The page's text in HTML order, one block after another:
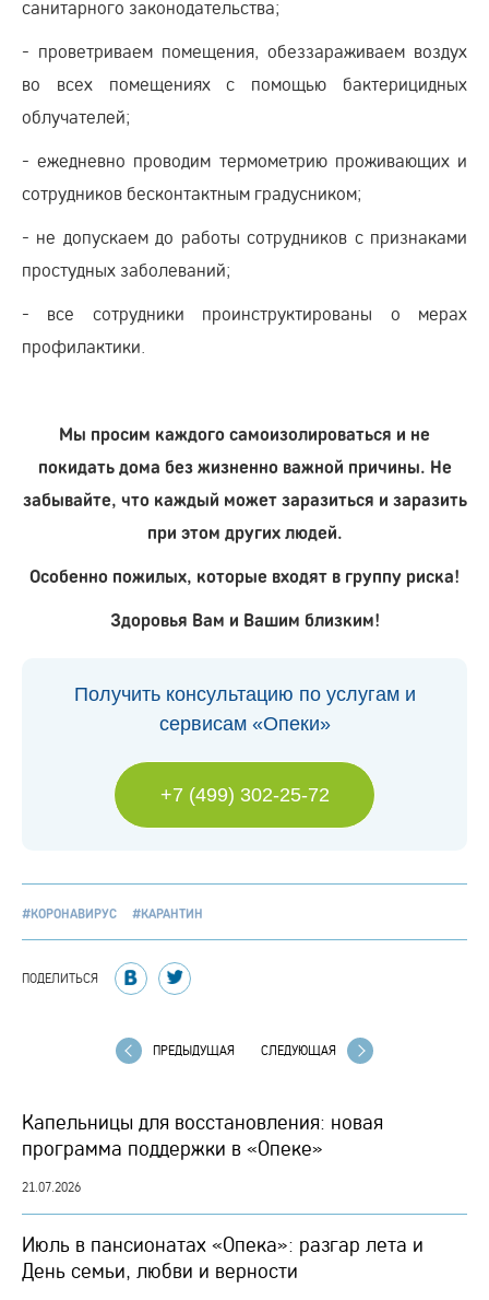
санитарного законодательства;
- проветриваем помещения, обеззараживаем воздух
во всех помещениях с помощью бактерицидных
облучателей;
- ежедневно проводим термометрию проживающих и
сотрудников бесконтактным градусником;
- не допускаем до работы сотрудников с признаками
простудных заболеваний;
- все сотрудники проинструктированы о мерах
профилактики.
Мы просим каждого самоизолироваться и не
покидать дома без жизненно важной причины. Не
забывайте, что каждый может заразиться и заразить
при этом других людей.
Особенно пожилых, которые входят в группу риска!
Здоровья Вам и Вашим близким!
Получить консультацию по услугам и
сервисам «Опеки»
+7 (499) 302-25-72
#КОРОНАВИРУС #КАРАНТИН
ПОДЕЛИТЬСЯ
ПРЕДЫДУЩАЯ СЛЕДУЮЩАЯ
Капельницы для восстановления: новая
программа поддержки в «Опеке»
21.07.2026
Июль в пансионатах «Опека»: разгар лета и
День семьи, любви и верности